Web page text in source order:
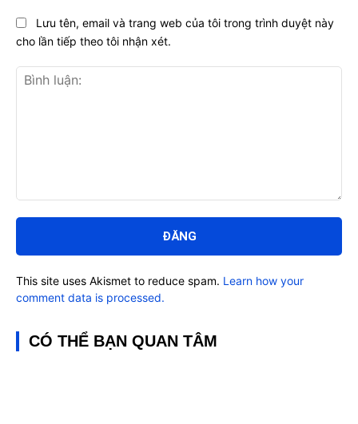
luận:
Lưu tên, email và trang web của tôi trong trình duyệt này
cho lần tiếp theo tôi nhận xét.
This site uses Akismet to reduce spam. Learn how your
comment data is processed.
CÓ THỂ BẠN QUAN TÂM